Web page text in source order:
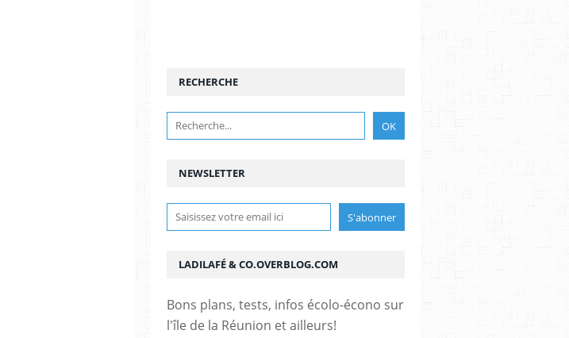
NEWSLETTER
RECHERCHE
LADILAFÉ & CO.OVERBLOG.COM
Bons plans, tests, infos écolo-écono sur
l'île de la Réunion et ailleurs!